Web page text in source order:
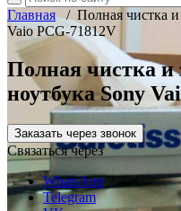
Главная/ Полная чистка
Vaio PCG-71812V
Полная чистка и
ноутбука Sony
Заказать через звонок
Связаться через
WhatsApp
Telegram